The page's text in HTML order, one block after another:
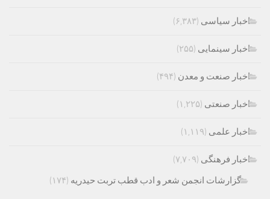
اخبار سیاسی (۶,۳۸۳)
اخبار سینمایی (۲۵۵)
اخبار صنعت و معدن (۴۹۴)
اخبار صنعتی (۱,۲۲۵)
اخبار علمی (۱,۱۱۹)
اخبار فرهنگی (۷,۷۰۹)
گزارشات انجمن شعر و ادب قطب تربت حیدریه (۱۷۴)